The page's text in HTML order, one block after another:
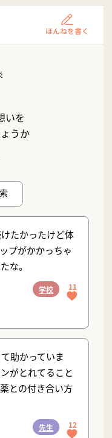
いを
うか
たかったけど体
プがかかっちゃ
な。
学校 11
助かっていま
がとれてること
との付き合い方
先生 12